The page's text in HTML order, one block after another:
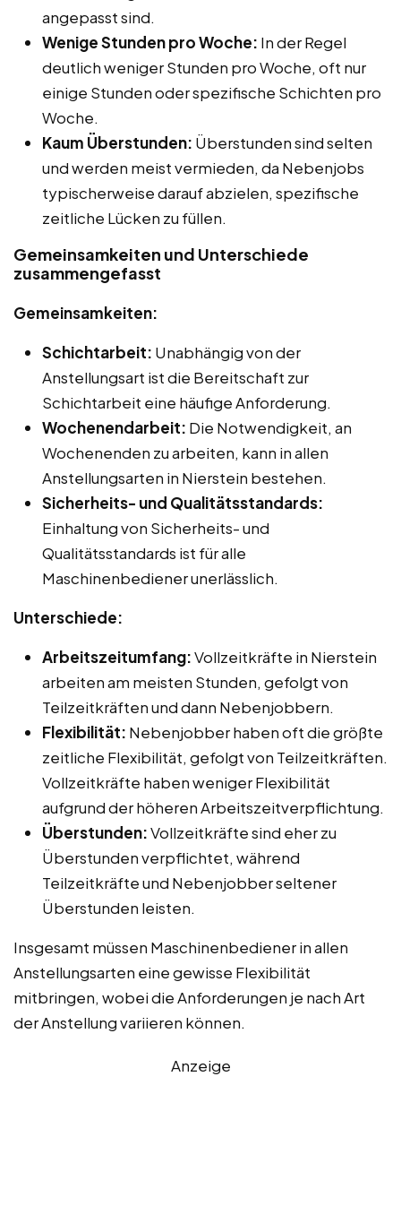
angepasst sind.
Wenige Stunden pro Woche: In der Regel
deutlich weniger Stunden pro Woche, oft nur
einige Stunden oder spezifische Schichten pro
Woche.
Kaum Überstunden: Überstunden sind selten
und werden meist vermieden, da Nebenjobs
typischerweise darauf abzielen, spezifische
zeitliche Lücken zu füllen.
Gemeinsamkeiten und Unterschiede
zusammengefasst
Gemeinsamkeiten:
Schichtarbeit: Unabhängig von der
Anstellungsart ist die Bereitschaft zur
Schichtarbeit eine häufige Anforderung.
Wochenendarbeit: Die Notwendigkeit, an
Wochenenden zu arbeiten, kann in allen
Anstellungsarten in Nierstein bestehen.
Sicherheits- und Qualitätsstandards:
Einhaltung von Sicherheits- und
Qualitätsstandards ist für alle
Maschinenbediener unerlässlich.
Unterschiede:
Arbeitszeitumfang:Vollzeitkräfte in Nierstein
arbeiten am meisten Stunden, gefolgt von
Teilzeitkräften und dann Nebenjobbern.
Flexibilität: Nebenjobber haben oft die größte
zeitliche Flexibilität, gefolgt von Teilzeitkräften.
Vollzeitkräfte haben weniger Flexibilität
aufgrund der höheren Arbeitszeitverpflichtung.
Überstunden:Vollzeitkräfte sind eher zu
Überstunden verpflichtet, während
Teilzeitkräfte und Nebenjobber seltener
Überstunden leisten.
Insgesamt müssen Maschinenbediener in allen
Anstellungsarten eine gewisse Flexibilität
mitbringen, wobei die Anforderungen je nach Art
der Anstellung variieren können.
Anzeige